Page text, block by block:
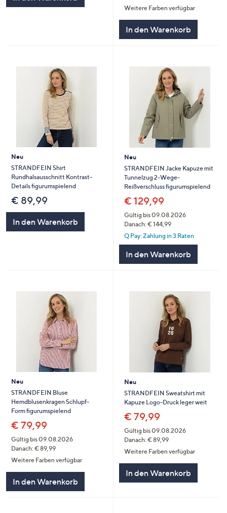
Weitere Farben verfügbar
In den Warenkorb
Neu
STRANDFEIN Shirt
Rundhalsausschnitt Kontrast-
Details figurumspielend
€ 89,99
In den Warenkorb
Neu
STRANDFEIN Jacke Kapuze mit
Tunnelzug 2-Wege-
Reißverschluss figurumspielend
€ 129,99
Gültig bis 09.08.2026
Danach: € 144,99
Q Pay: Zahlung in 3 Raten
In den Warenkorb
Neu
STRANDFEIN Bluse
Hemdblusenkragen Schlupf-
Form figurumspielend
€ 79,99
Gültig bis 09.08.2026
Danach: € 89,99
Weitere Farben verfügbar
In den Warenkorb
Neu
STRANDFEIN Sweatshirt mit
Kapuze Logo-Druck leger weit
€ 79,99
Gültig bis 09.08.2026
Danach: € 89,99
Weitere Farben verfügbar
In den Warenkorb